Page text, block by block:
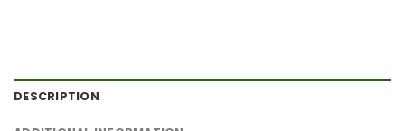
DESCRIPTION